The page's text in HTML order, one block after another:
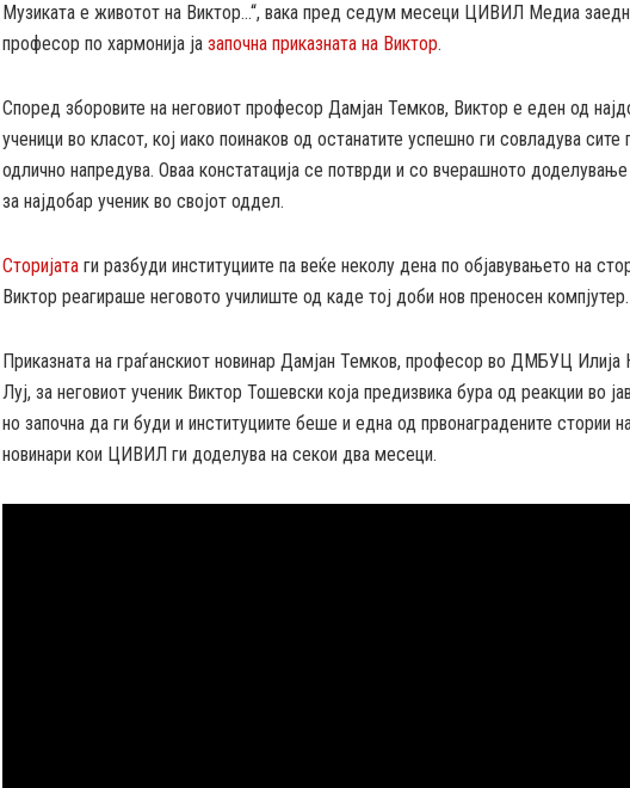
Музиката е животот на Виктор…“, вака пред седум месеци ЦИВИЛ Медиа
професор по хармонија ја започна приказната на Виктор.
Според зборовите на неговиот професор Дамјан Темков, Виктор е еден од
ученици во класот, кој иако поинаков од останатите успешно ги совладува сите
одлично напредува. Оваа констатација се потврди и со вчерашното доделување
за најдобар ученик во својот оддел.
Сторијата ги разбуди институциите па веќе неколу дена по објавувањето на
Виктор реагираше неговото училиште од каде тој доби нов преносен компјутер.
Приказната на граѓанскиот новинар Дамјан Темков, професор во ДМБУЦ Илија
Луј, за неговиот ученик Виктор Тошевски која предизвика бура од реакции во
но започна да ги буди и институциите беше и една од првонаградените стории
новинари кои ЦИВИЛ ги доделува на секои два месеци.